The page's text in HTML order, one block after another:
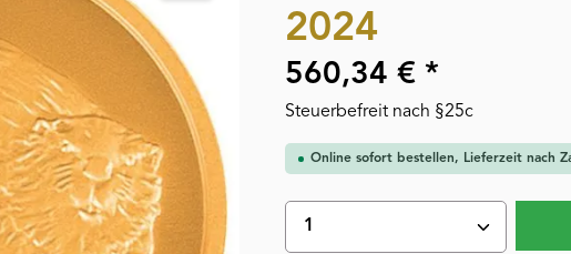
2024
560,34 € *
Steuerbefreit nach §25c
Online sofort bestellen, Lieferzeit nach
Produkt Anzahl: Gib